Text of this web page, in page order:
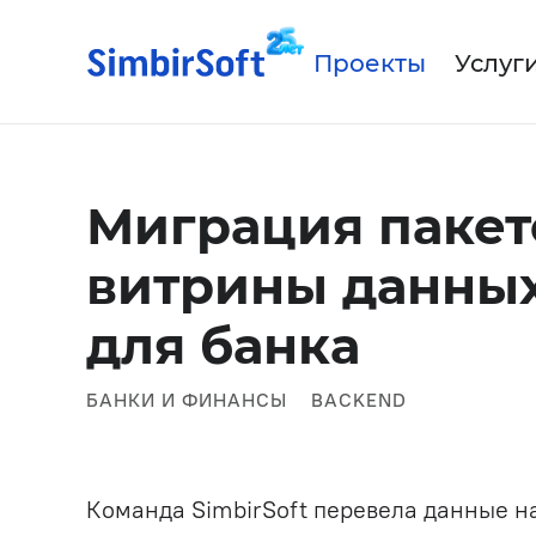
Проекты
Аутстаффинг IT-
IT-аутсорсинг
IT-продукт под ключ
Разработка мобильных
Искусственный интеллект
Для
Для
Для
Миграция
витрины
для банка
БАНКИ И ФИНАНСЫ BACKEND
Команда SimbirSoft перевела данные